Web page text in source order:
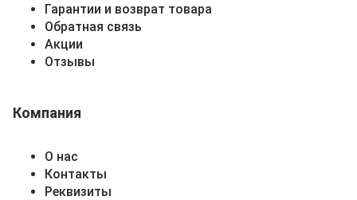
Гарантии и возврат товара
Обратная связь
Акции
Отзывы
Компания
О нас
Контакты
Реквизиты